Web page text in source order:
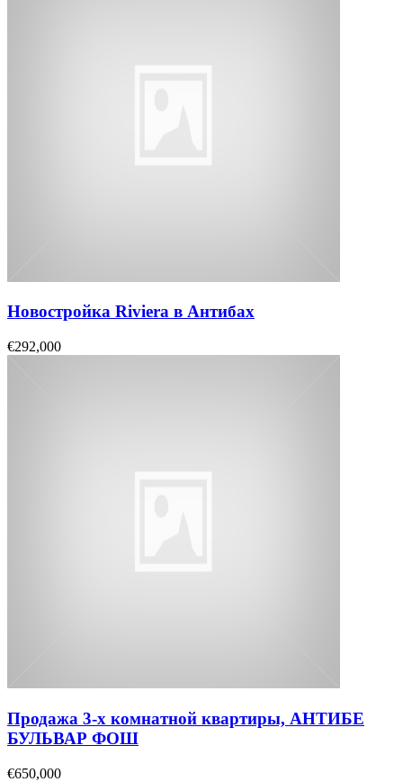
Новостройка Riviera в Антибах
€292,000
Продажа 3-х комнатной квартиры, АНТИБЕ
БУЛЬВАР ФОШ
€650,000